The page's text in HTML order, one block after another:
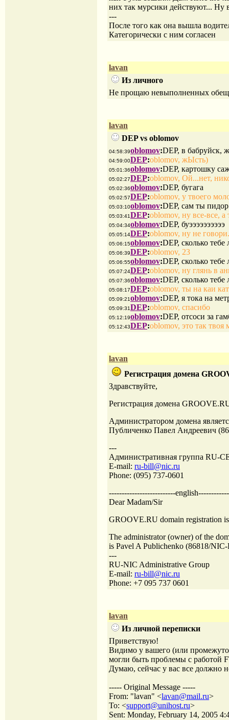
них так мурсики действуют... Ну
---
После того как она вышла
Категорически с ним согласен
lavan
Из личного
Не прощаю невыполненных
lavan
DEP vs oblomov
04:58:39oblomov:DEP, в бабруйск,
04:59:00DEP:oblomov, жЫсть)
05:01:36oblomov:DEP, картошку
05:02:27DEP:oblomov, Ой...нет,
05:02:36oblomov:DEP, бугага
05:02:57DEP:oblomov, у твоего
05:03:10oblomov:DEP, сам ты пидор
05:03:41DEP:oblomov, ну все-все, а
05:04:34oblomov:DEP, буээээээээээ
05:05:14DEP:oblomov, ну не
05:06:15oblomov:DEP, сколько тебе
05:06:39DEP:oblomov, 23
05:06:55oblomov:DEP, сколько тебе
05:07:24DEP:oblomov, ну глянь в
05:07:36oblomov:DEP, сколько тебе
05:08:17DEP:oblomov, ты на каи
05:09:21oblomov:DEP, я тока на
05:09:31DEP:oblomov, спасибо
05:12:19oblomov:DEP, отсоси за
05:12:43DEP:oblomov, это так
lavan
Регистрация домена
Здравствуйте,
Регистрация домена
Администратором домена
Публиченко Павел Андреевич
---
Административная группа RU-
E-mail: ru-bill@nic.ru
Phone: (095) 737-0601
--------------------------
Dear Madam/Sir
GROOVE.RU domain registration
The administrator (owner) of the
is Pavel A Publichenko (86818/
---
RU-NIC Administrative Group
E-mail: ru-bill@nic.ru
Phone: +7 095 737 0601
lavan
Из личной переписки
Приветствую!
Видимо у вашего (или
могли быть проблемы с работой
Думаю, сейчас у вас все должно
----- Original Message -----
From: "lavan" <lavan@mail.ru>
To: <support@unihost.ru>
Sent: Monday, February 14, 2005